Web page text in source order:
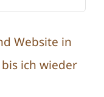
Website in
ich wieder